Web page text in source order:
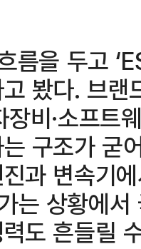
름을 두고
봤다. 브
장비·소프
구조가 굳
과 변속기
는 상황에
도 흔들릴